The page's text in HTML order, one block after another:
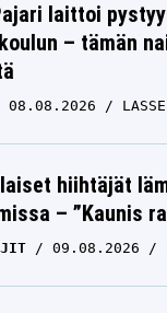
laittoi
– tämän
08.08.2026
hiihtäjät
– ”Kaunis
09.08.2026